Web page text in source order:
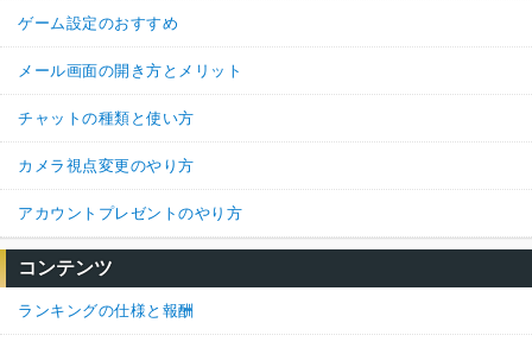
ゲーム設定のおすすめ
メール画面の開き方とメリット
チャットの種類と使い方
カメラ視点変更のやり方
アカウントプレゼントのやり方
コンテンツ
ランキングの仕様と報酬